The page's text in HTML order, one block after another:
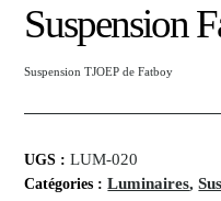
Suspension
Suspension TJOEP de Fatboy
UGS : LUM-020
Catégories : Luminaires,